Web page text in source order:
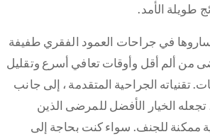
طويلة الأمد.
في جراحات العمود الفقري طفيفة
من ألم أقل وأوقات تعافي أسرع وتقليل
الجراحية المتقدمة ، إلى جانب
تجعله الخيار الأفضل للمرضى الذين
ممكنة للجنف. سواء كنت بحاجة إلى